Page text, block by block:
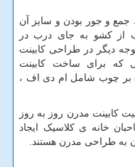
جمع و جور بودن و سایز آن
از کشو به جای درب در
دیگر در طراحی کابینت
که برای ساخت کابینت
بر چوب شامل ام دی اف ،
کابینت مدرن روز به روز
خانه‌ ی کلاسیک ایجاد
به طراحی مدرن هستند.